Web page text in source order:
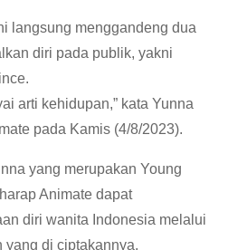
langsung menggandeng dua
diri pada publik, yakni
arti kehidupan,” kata Yunna
pada Kamis (4/8/2023).
yang merupakan Young
Animate dapat
diri wanita Indonesia melalui
yang di ciptakannya.